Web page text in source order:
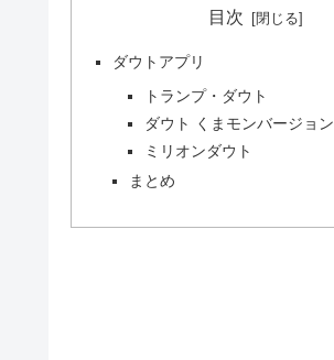
目次
ダウトアプリ
トランプ・ダウト
ダウト くまモンバージョン
ミリオンダウト
まとめ